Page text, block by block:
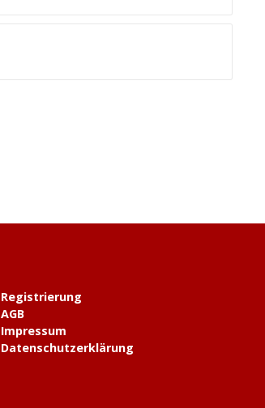
Registrierung
AGB
Impressum
Datenschutzerklärung